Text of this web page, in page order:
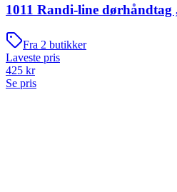
1011 Randi-line
Fra 2 butikker
Laveste pris
425 kr
Se pris